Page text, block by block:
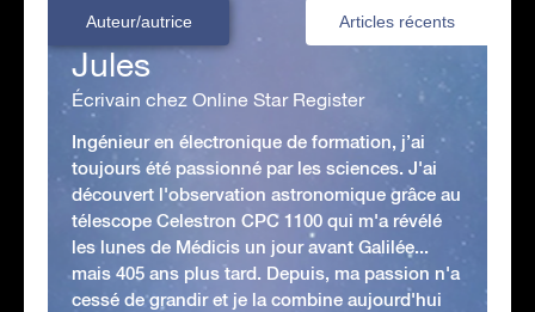
Auteur/autrice Articles récents
Jules
Écrivain chez Online Star Register
Ingénieur en électronique de formation, j’ai
toujours été passionné par les sciences. J'ai
découvert l'observation astronomique grâce au
télescope Celestron CPC 1100 qui m'a révélé
les lunes de Médicis un jour avant Galilée...
mais 405 ans plus tard. Depuis, ma passion n'a
cessé de grandir et je la combine aujourd'hui